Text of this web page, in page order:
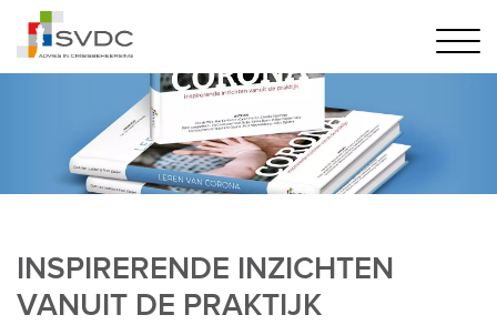
INSPIRERENDE INZICHTEN
VANUIT DE PRAKTIJK